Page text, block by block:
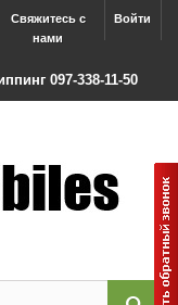
Войти
Свяжитесь с
нами
097-338-11-50